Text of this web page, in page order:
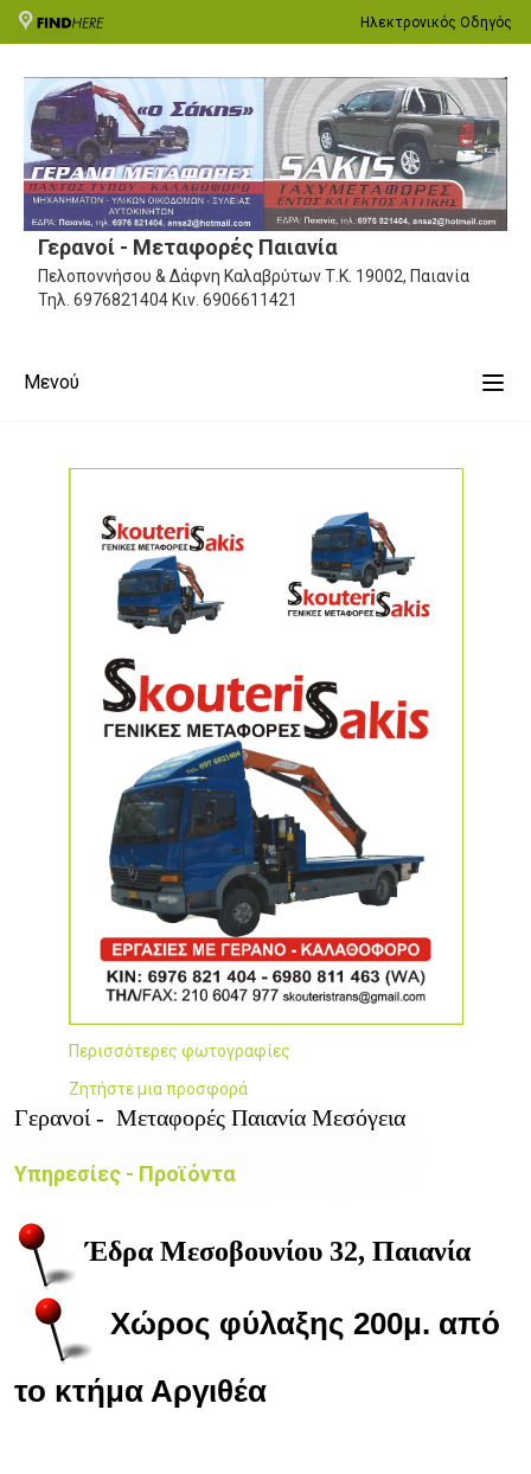
Ηλεκτρονικός Οδηγός
Γερανοί - Μεταφορές Παιανία
Πελοποννήσου & Δάφνη ΚαλαβρύτωνΤ.Κ. 19002, Παιανία
Τηλ. 6976821404 Κιν. 6906611421
Μενού
Περισσότερες φωτογραφίες
Ζητήστε μια προσφορά
Γερανοί - Μεταφορές Παιανία Μεσόγεια
Υπηρεσίες - Προϊόντα
Έδρα Μεσοβουνίου 32, Παιανία
Χώρος φύλαξης 200μ. από
το κτήμα Αργιθέα